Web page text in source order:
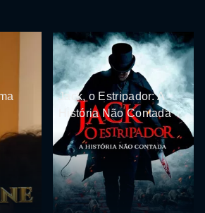
Jack, o Estripador: A
História Não Contada